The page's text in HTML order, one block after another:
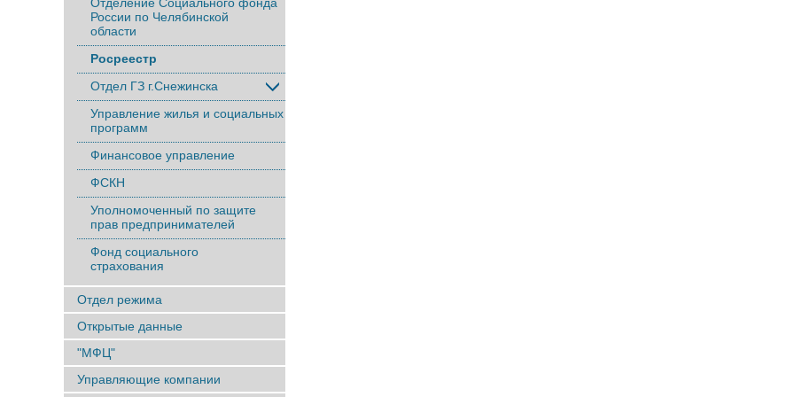
России по Челябинской
области
Росреестр
Отдел ГЗ г.Снежинска
Управление жилья и социальных
программ
Финансовое управление
ФСКН
Уполномоченный по защите
прав предпринимателей
Фонд социального
страхования
Отдел режима
Открытые данные
"МФЦ"
Управляющие компании